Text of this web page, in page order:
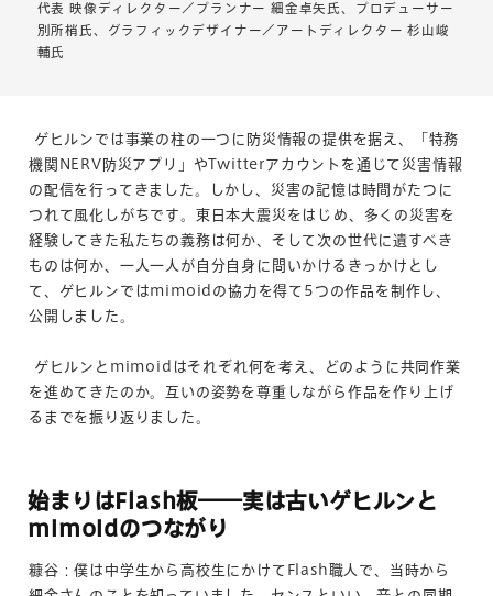
代表 映像ディレクター／プランナー 細金卓矢氏、プロデューサー
別所梢氏、グラフィックデザイナー／アートディレクター 杉山峻
輔氏
ゲヒルンでは事業の柱の一つに防災情報の提供を据え、「特務
機関NERV防災アプリ」やTwitterアカウントを通じて災害情報
の配信を行ってきました。しかし、災害の記憶は時間がたつに
つれて風化しがちです。東日本大震災をはじめ、多くの災害を
経験してきた私たちの義務は何か、そして次の世代に遺すべき
ものは何か、一人一人が自分自身に問いかけるきっかけとし
て、ゲヒルンではmimoidの協力を得て5つの作品を制作し、
公開しました。
ゲヒルンとmimoidはそれぞれ何を考え、どのように共同作業
を進めてきたのか。互いの姿勢を尊重しながら作品を作り上げ
るまでを振り返りました。
始まりはFlash板――実は古いゲヒルンと
mimoidのつながり
糠谷：僕は中学生から高校生にかけてFlash職人で、当時から